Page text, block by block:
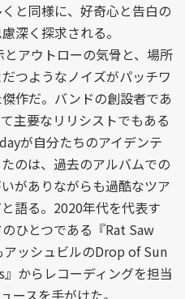
と同様に、好奇心と告白の
深く探求される。
とアウトローの気骨と、場所
つようなノイズがパッチワ
作だ。バンドの創設者であ
主要なリリシストでもある
が自分たちのアイデンテ
のは、過去のアルバムでの
がありながらも過酷なツア
語る。2020年代を代表す
ひとつである『Rat Saw
ッシュビルのDrop of Sun
からレコーディングを担当
ースを手がけた。